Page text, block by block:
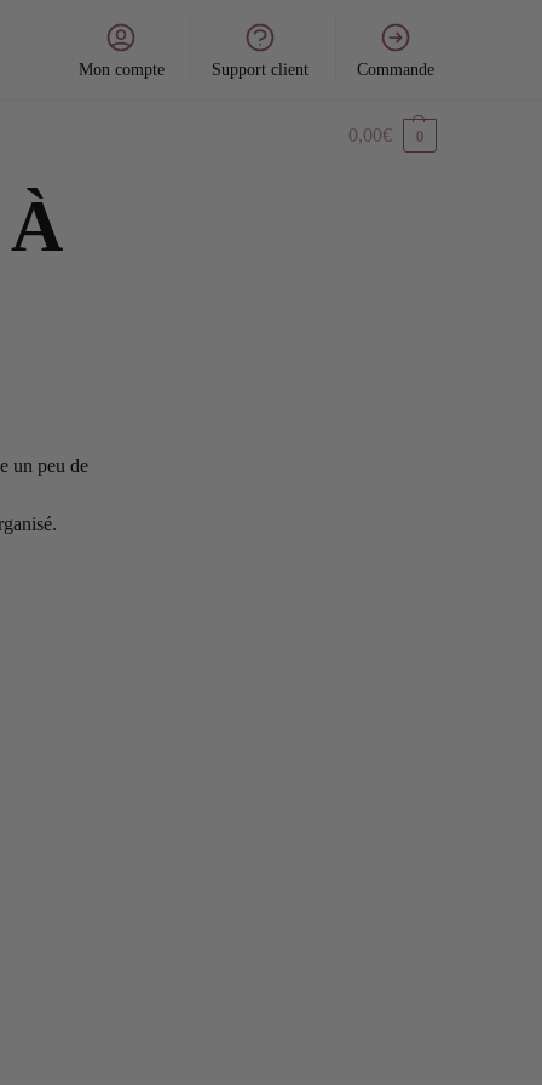
Mon compte Support client Commande
0,00€ 0
un peu de